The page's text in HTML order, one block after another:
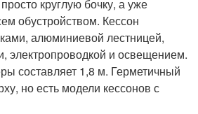
круглую бочку, а уже
обустройством. Кессон
алюминиевой лестницей,
электропроводкой и освещением.
составляет 1,8 м. Герметичный
но есть модели кессонов с